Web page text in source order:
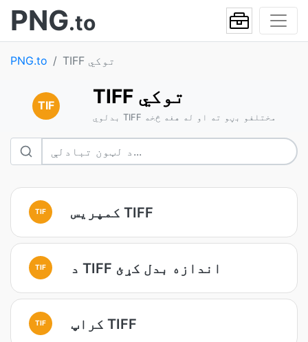
PNG.to
PNG.to TIFF توکي
TIF TIFF توکي
بدلوي TIFF مختلفو بڼو ته او له هغه څخه
TIF کمپریس TIFF
TIF د TIFF اندازه بدل کړئ
TIF کراپ TIFF